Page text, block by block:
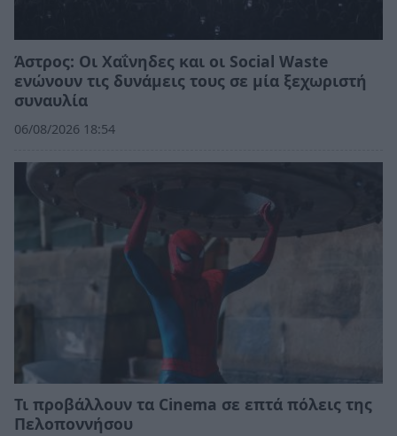
Άστρος: Οι Χαΐνηδες και οι Social Waste
ενώνουν τις δυνάμεις τους σε μία ξεχωριστή
συναυλία
06/08/2026 18:54
Τι προβάλλουν τα Cinema σε επτά πόλεις της
Πελοποννήσου